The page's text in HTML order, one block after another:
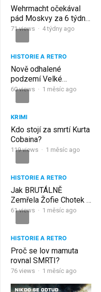
Wehrmacht očekával
pád Moskvy za 6 týdnů,
místo toho přišla zima
71views · 4 týdny ago
HISTORIE A RETRO
Nově odhalené
podzemí Velké
Ameriky: Zavalený vlak
60views · 1 měsíc ago
KRIMI
Kdo stojí za smrtí Kurta
Cobaina?
119views · 1 měsíc ago
HISTORIE A RETRO
Jak BRUTÁLNĚ
Zemřela Žofie Chotek V
Sarajevu? Manželka
Smrtí
61views · 1 měsíc ago
HISTORIE A RETRO
Proč se lov mamuta
rovnal SMRTI?
76 views · 1 měsíc ago